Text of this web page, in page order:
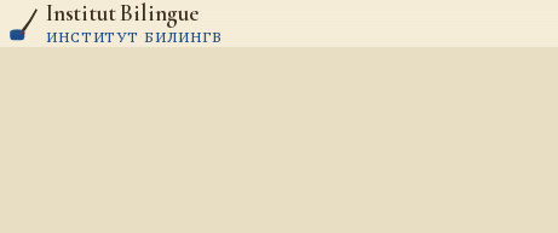
Aller au contenu
Institut Bilingue
ИНСТИТУТ БИЛИНГВ